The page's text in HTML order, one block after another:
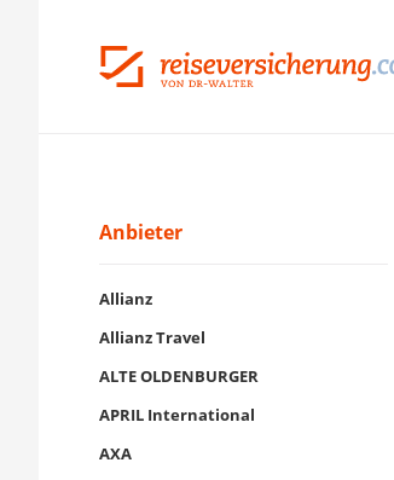
Anbieter
Allianz
Allianz Travel
ALTE OLDENBURGER
APRIL International
AXA